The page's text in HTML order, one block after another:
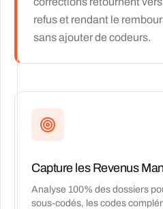
refus et rendant le
sans ajouter de codeurs.
Capture les Revenus
Analyse 100% des dossiers
sous-codés, les codes